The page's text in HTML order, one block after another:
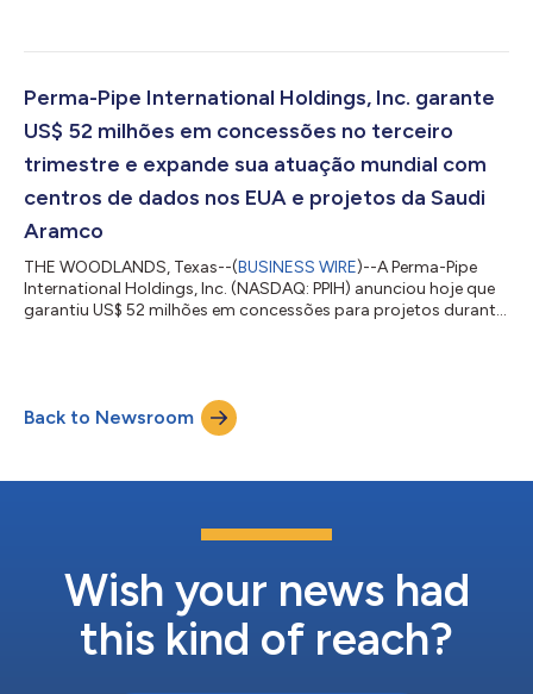
alternativas estratégicas pela diretoria A Perma-Pipe
iniciativa de expansão estratégica focada em acelerar o
crescimento através de entrada na região no...
Perma-Pipe International Holdings, Inc. garante
US$ 52 milhões em concessões no terceiro
trimestre e expande sua atuação mundial com
centros de dados nos EUA e projetos da Saudi
Aramco
THE WOODLANDS, Texas--(BUSINESS WIRE)--A Perma-Pipe
International Holdings, Inc. (NASDAQ: PPIH) anunciou hoje que
garantiu US$ 52 milhões em concessões para projetos durante
infraestrutura de centros de dados nos EUA e projetos
relacionados à Saudi Aramco, que serão executados a partir
das instalações da empresa em Dammam, na A...
Back to Newsroom
Wish your news had
this kind of reach?